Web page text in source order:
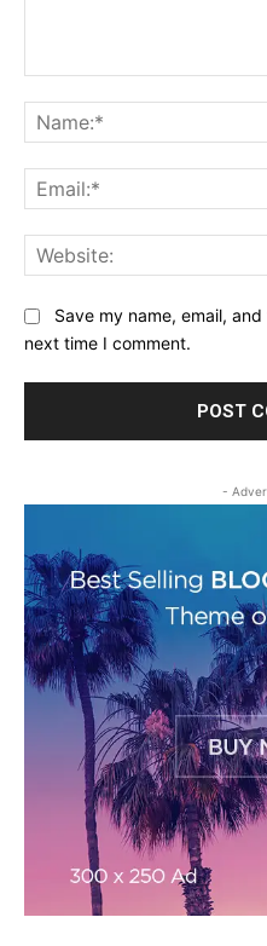
Save my name, email,
next time I comment.
-